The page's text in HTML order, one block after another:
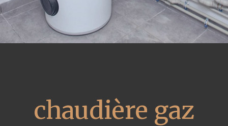
chaudière gaz